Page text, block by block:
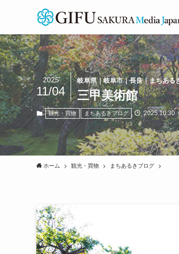
岐阜県｜岐阜市｜長良｜まちある
三甲美術館
2025
11/04
観光・買物 まちあるきブログ 2025.10.30
ホーム 観光・買物 まちあるきブログ